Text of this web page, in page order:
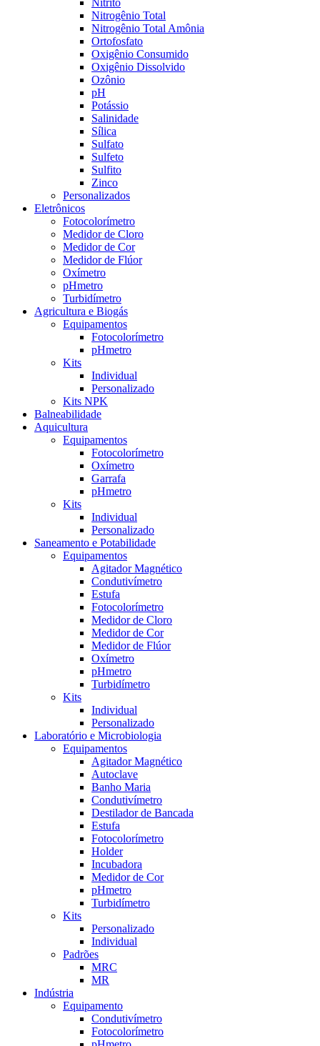
Nitrito
Nitrogênio Total
Nitrogênio Total Amônia
Ortofosfato
Oxigênio Consumido
Oxigênio Dissolvido
Ozônio
pH
Potássio
Salinidade
Sílica
Sulfato
Sulfeto
Sulfito
Zinco
Personalizados
Eletrônicos
Fotocolorímetro
Medidor de Cloro
Medidor de Cor
Medidor de Flúor
Oxímetro
pHmetro
Turbidímetro
Agricultura e Biogás
Equipamentos
Fotocolorímetro
pHmetro
Kits
Individual
Personalizado
Kits NPK
Balneabilidade
Aquicultura
Equipamentos
Fotocolorímetro
Oxímetro
Garrafa
pHmetro
Kits
Individual
Personalizado
Saneamento e Potabilidade
Equipamentos
Agitador Magnético
Condutivímetro
Estufa
Fotocolorímetro
Medidor de Cloro
Medidor de Cor
Medidor de Flúor
Oxímetro
pHmetro
Turbidímetro
Kits
Individual
Personalizado
Laboratório e Microbiologia
Equipamentos
Agitador Magnético
Autoclave
Banho Maria
Condutivímetro
Destilador de Bancada
Estufa
Fotocolorímetro
Holder
Incubadora
Medidor de Cor
pHmetro
Turbidímetro
Kits
Personalizado
Individual
Padrões
MRC
MR
Indústria
Equipamento
Condutivímetro
Fotocolorímetro